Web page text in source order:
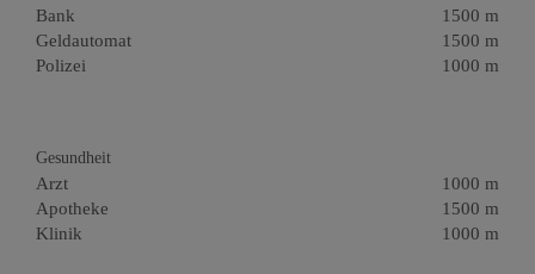
Bank
1500 m
Geldautomat
1500 m
Polizei
1000 m
Gesundheit
Arzt
1000 m
Apotheke
1500 m
Klinik
1000 m